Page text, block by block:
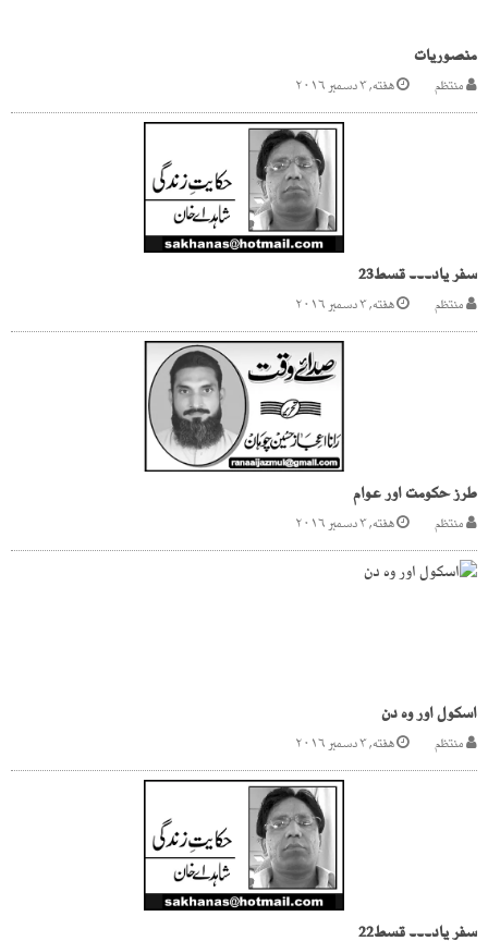
منصوریات
منتظم هفته, ۳ دسمبر ۲۰۱۶
سفر یاد۔۔۔ قسط23
منتظم هفته, ۳ دسمبر ۲۰۱۶
طرز حکومت اور عوام
منتظم هفته, ۳ دسمبر ۲۰۱۶
اسکول اور وہ دن
منتظم هفته, ۳ دسمبر ۲۰۱۶